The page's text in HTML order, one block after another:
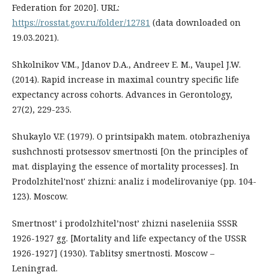
Federation for 2020]. URL:
https://rosstat.gov.ru/folder/12781 (data downloaded on
19.03.2021).
Shkolnikov V.M., Jdanov D.A., Andreev E. M., Vaupel J.W.
(2014). Rapid increase in maximal country specific life
expectancy across cohorts. Advances in Gerontology,
27(2), 229-235.
Shukaylo V.F. (1979). O printsipakh matem. otobrazheniya
sushchnosti protsessov smertnosti [On the principles of
mat. displaying the essence of mortality processes]. In
Prodolzhitel'nost' zhizni: analiz i modelirovaniye (pp. 104-
123). Moscow.
Smertnost’ i prodolzhitel’nost’ zhizni naseleniia SSSR
1926-1927 gg. [Mortality and life expectancy of the USSR
1926-1927] (1930). Tablitsy smertnosti. Moscow –
Leningrad.